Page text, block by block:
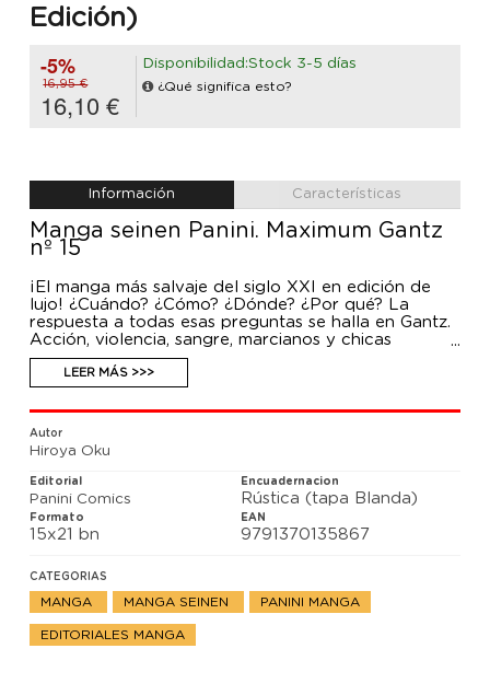
Edición)
-5%
16,95 €
16,10 €
Disponibilidad:Stock 3-5 días
¿Qué significa esto?
Información Características
Manga seinen Panini. Maximum Gantz
nº 15
¡El manga más salvaje del siglo XXI en edición de
lujo! ¿Cuándo? ¿Cómo? ¿Dónde? ¿Por qué? La
respuesta a todas esas preguntas se halla en Gantz.
Acción, violencia, sangre, marcianos y chicas
semidesnudas. That’s Entertainment!
LEER MÁS >>>
Autor
Hiroya Oku
Editorial
Panini Comics
Encuadernacion
Rústica (tapa Blanda)
Formato
15x21 bn
EAN
9791370135867
CATEGORIAS
MANGA MANGA SEINEN PANINI MANGA
EDITORIALES MANGA